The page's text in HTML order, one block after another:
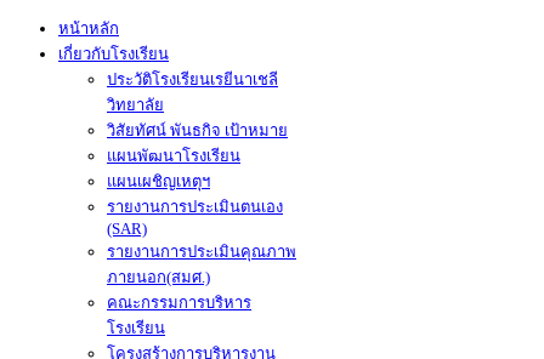
หน้าหลัก
เกี่ยวกับโรงเรียน
ประวัติโรงเรียนเรยีนาเชลี
วิทยาลัย
วิสัยทัศน์ พันธกิจ เป้าหมาย
แผนพัฒนาโรงเรียน
แผนเผชิญเหตุฯ
รายงานการประเมินตนเอง
(SAR)
รายงานการประเมินคุณภาพ
ภายนอก(สมศ.)
คณะกรรมการบริหาร
โรงเรียน
โครงสร้างการบริหารงาน